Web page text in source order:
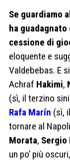
Se guardiamo
ha
cessione di
eloquente e
Valdebebas. E
Achraf Hakimi,
(sì, il terzino
Rafa Marín (sì,
tornare al
Morata, Sergio
un po’ più